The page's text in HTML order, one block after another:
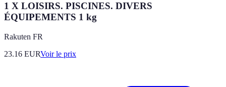
1 X LOISIRS. PISCINES. DIVERS
ÉQUIPEMENTS 1 kg
Rakuten FR
23.16 EURVoir le prix